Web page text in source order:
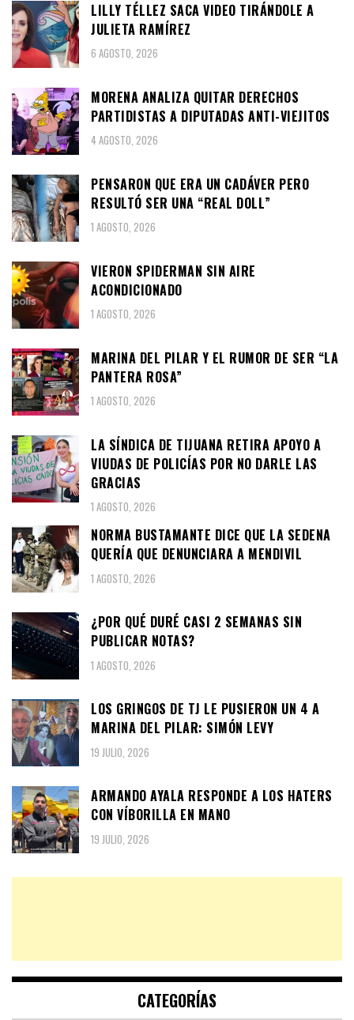
LILLY TÉLLEZ SACA VIDEO TIRÁNDOLE A
JULIETA RAMÍREZ
6 AGOSTO, 2026
MORENA ANALIZA QUITAR DERECHOS
PARTIDISTAS A DIPUTADAS ANTI-VIEJITOS
4 AGOSTO, 2026
PENSARON QUE ERA UN CADÁVER PERO
RESULTÓ SER UNA “REAL DOLL”
1 AGOSTO, 2026
VIERON SPIDERMAN SIN AIRE
ACONDICIONADO
1 AGOSTO, 2026
MARINA DEL PILAR Y EL RUMOR DE SER “LA
PANTERA ROSA”
1 AGOSTO, 2026
LA SÍNDICA DE TIJUANA RETIRA APOYO A
VIUDAS DE POLICÍAS POR NO DARLE LAS
GRACIAS
1 AGOSTO, 2026
NORMA BUSTAMANTE DICE QUE LA SEDENA
QUERÍA QUE DENUNCIARA A MENDIVIL
1 AGOSTO, 2026
¿POR QUÉ DURÉ CASI 2 SEMANAS SIN
PUBLICAR NOTAS?
1 AGOSTO, 2026
LOS GRINGOS DE TJ LE PUSIERON UN 4 A
MARINA DEL PILAR: SIMÓN LEVY
19 JULIO, 2026
ARMANDO AYALA RESPONDE A LOS HATERS
CON VÍBORILLA EN MANO
19 JULIO, 2026
CATEGORÍAS